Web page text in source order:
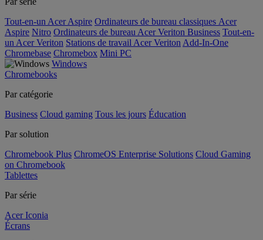
Tout-en-un Acer Aspire Ordinateurs de bureau classiques Acer
Aspire Nitro Ordinateurs de bureau Acer Veriton Business Tout-en-
un Acer Veriton Stations de travail Acer Veriton Add-In-One
Chromebase Chromebox Mini PC
Windows
Chromebooks
Par catégorie
Business Cloud gaming Tous les jours Éducation
Par solution
Chromebook Plus ChromeOS Enterprise Solutions Cloud Gaming
on Chromebook
Tablettes
Par série
Acer Iconia
Écrans